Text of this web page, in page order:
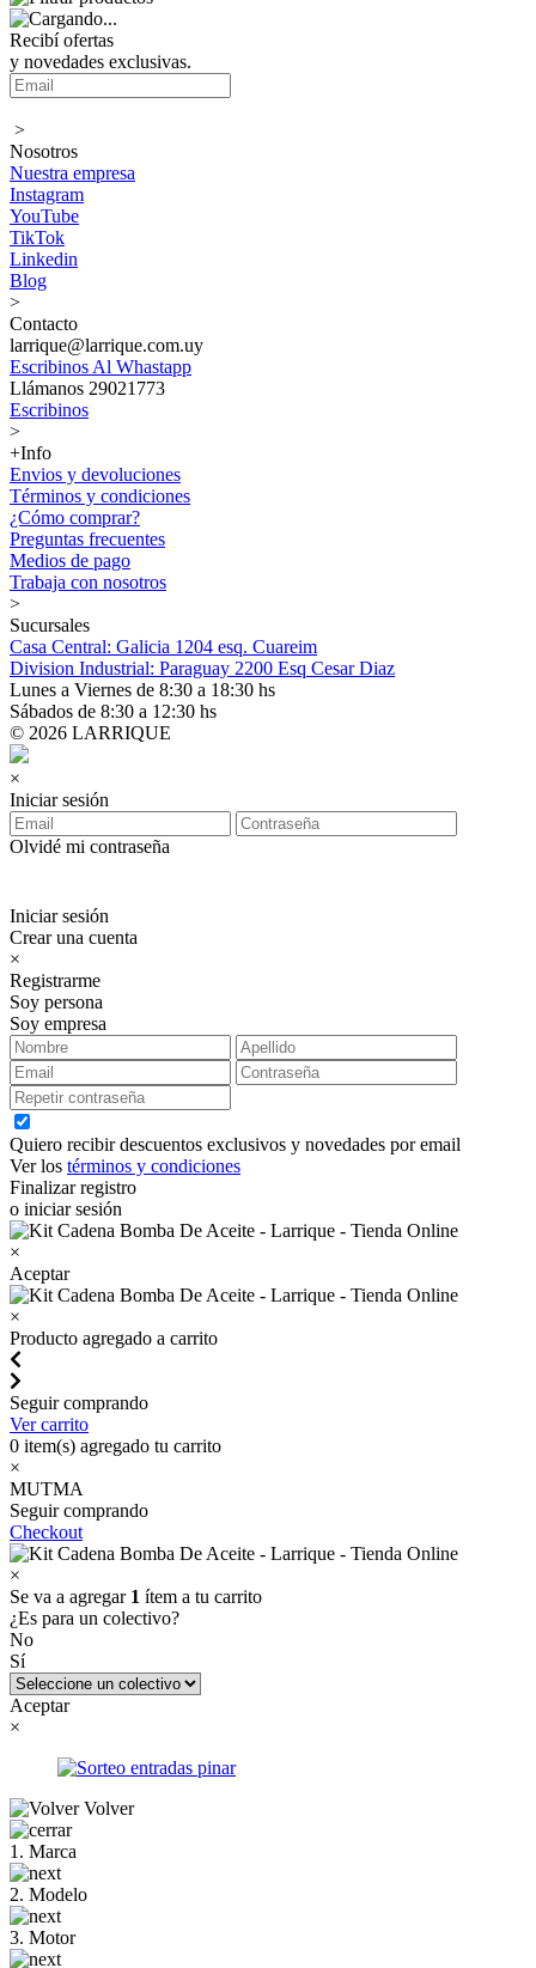
Recibí ofertas
y novedades exclusivas.
>
Nosotros
Nuestra empresa
Instagram
YouTube
TikTok
Linkedin
Blog
>
Contacto
larrique@larrique.com.uy
Escribinos Al Whastapp
Llámanos 29021773
Escribinos
>
+Info
Envios y devoluciones
Términos y condiciones
¿Cómo comprar?
Preguntas frecuentes
Medios de pago
Trabaja con nosotros
>
Sucursales
Casa Central: Galicia 1204 esq. Cuareim
Division Industrial: Paraguay 2200 Esq Cesar Diaz
Lunes a Viernes de 8:30 a 18:30 hs
Sábados de 8:30 a 12:30 hs
© 2026 LARRIQUE
×
Iniciar sesión
Olvidé mi contraseña
Iniciar sesión
Crear una cuenta
×
Registrarme
Soy persona
Soy empresa
Quiero recibir descuentos exclusivos y novedades por email
Ver los términos y condiciones
Finalizar registro
o iniciar sesión
×
Aceptar
×
Producto agregado a carrito
Seguir comprando
Ver carrito
0 item(s) agregado tu carrito
×
MUTMA
Seguir comprando
Checkout
×
Se va a agregar 1 ítem a tu carrito
¿Es para un colectivo?
No
Sí
Aceptar
×
Volver
1. Marca
2. Modelo
3. Motor